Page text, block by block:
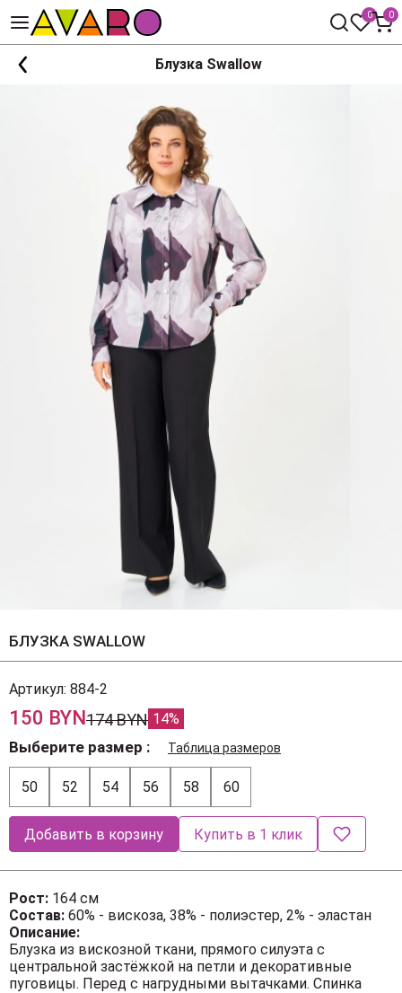
0 0
Блузка Swallow
БЛУЗКА SWALLOW
Артикул: 884-2
150 BYN174 BYN 14%
Выберите размер Таблица размеров
50 52 54 56 58 60
Добавить в корзину Купить в 1 клик
Рост: 164 см
Состав: 60% - вискоза, 38% - полиэстер, 2% - эластан
Описание:
Блузка из вискозной ткани, прямого силуэта с
центральной застёжкой на петли и декоративные
пуговицы. Перед с нагрудными вытачками. Спинка